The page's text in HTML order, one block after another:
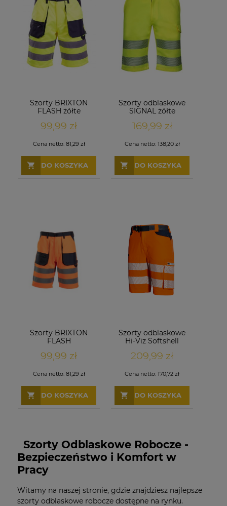
Szorty BRIXTON
FLASH żółte
99,99 zł
Cena netto: 81,29 zł
DO KOSZYKA
Szorty odblaskowe
SIGNAL żółte
169,99 zł
Cena netto: 138,20 zł
DO KOSZYKA
Szorty BRIXTON
FLASH
99,99 zł
Cena netto: 81,29 zł
DO KOSZYKA
Szorty odblaskowe
Hi-Viz Softshell
209,99 zł
Cena netto: 170,72 zł
DO KOSZYKA
Szorty Odblaskowe Robocze -
Bezpieczeństwo i Komfort w
Pracy
Witamy na naszej stronie, gdzie znajdziesz najlepsze
szorty odblaskowe robocze dostępne na rynku.